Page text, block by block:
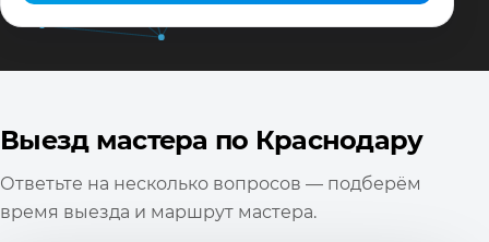
Выезд мастера по Краснодару
Ответьте на несколько вопросов — подберём
время выезда и маршрут мастера.